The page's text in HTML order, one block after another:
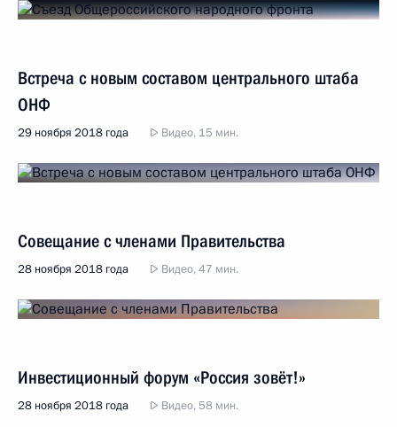
Встреча с новым составом центрального штаба
ОНФ
29 ноября 2018 года Видео, 15 мин.
Совещание с членами Правительства
28 ноября 2018 года Видео, 47 мин.
Инвестиционный форум «Россия зовёт!»
28 ноября 2018 года Видео, 58 мин.